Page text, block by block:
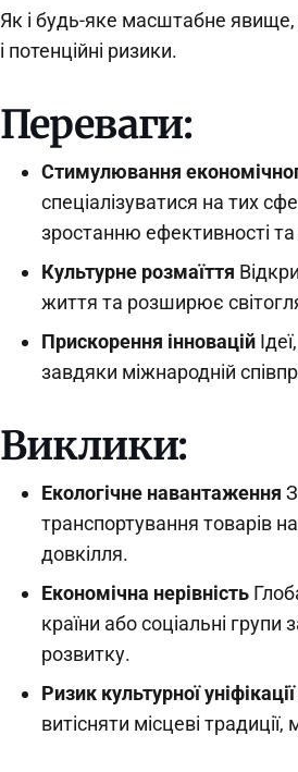
Як і будь-яке масштабне явище,
і потенційні ризики.
Переваги:
Стимулювання
спеціалізуватися на тих
зростанню ефективності
Культурне розмаїття
життя та розширює
Прискорення інновацій
завдяки міжнародній
Виклики:
Екологічне навантаження
транспортування товарів
довкілля.
Економічна нерівність
країни або соціальні
розвитку.
Ризик культурної уніфікації
витісняти місцеві